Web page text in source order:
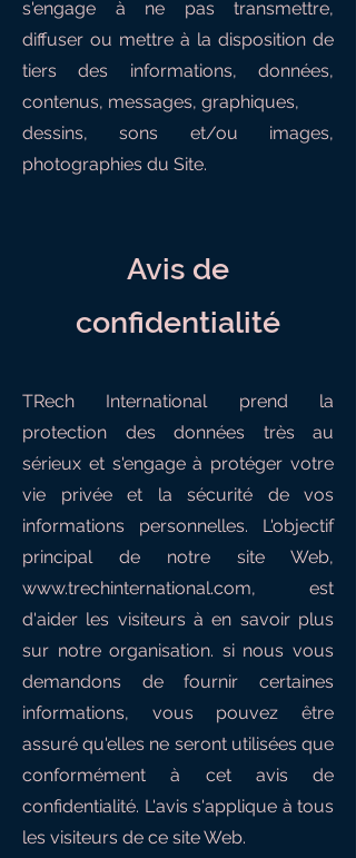
s'engage à ne pas transmettre,
diffuser ou mettre à la disposition de
tiers des informations, données,
contenus, messages, graphiques,
dessins, sons et/ou images,
photographies du Site.
Avis de
confidentialité
TRech International prend la
protection des données très au
sérieux et s'engage à protéger votre
vie privée et la sécurité de vos
informations personnelles. L'objectif
principal de notre site Web,
www.trechinternational.com, est
d'aider les visiteurs à en savoir plus
sur notre organisation. si nous vous
demandons de fournir certaines
informations, vous pouvez être
assuré qu'elles ne seront utilisées que
conformément à cet avis de
confidentialité. L'avis s'applique à tous
les visiteurs de ce site Web.